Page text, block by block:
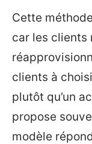
Cette
car les clients
clients à
plutôt qu’un
propose
modèle